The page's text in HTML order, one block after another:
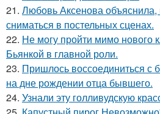
21. Любовь Аксенова
сниматься в постельных сценах.
22. Не могу пройти мимо нового
Бьянкой в главной роли.
23. Пришлось воссоединиться
на дне рождении отца бывшего.
24. Узнали эту голливудскую